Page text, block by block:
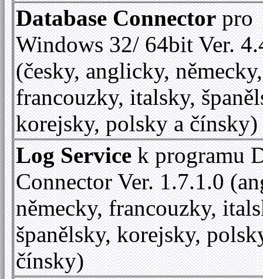
Database Connectorpro
Windows 32/ 64bit Ver.
(česky, anglicky, německy,
francouzky, italsky,
korejsky, polsky a čínsky)
Log Servicek programu
Connector Ver. 1.7.1.0
německy, francouzky,
španělsky, korejsky,
čínsky)